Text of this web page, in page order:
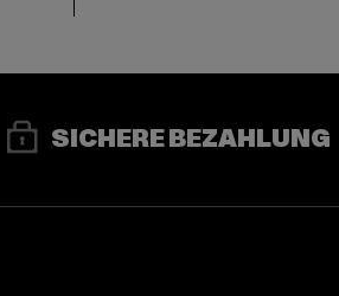
SICHERE BEZAHLUNG